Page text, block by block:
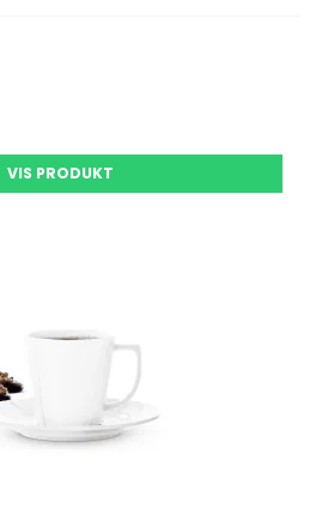
VIS PRODUKT